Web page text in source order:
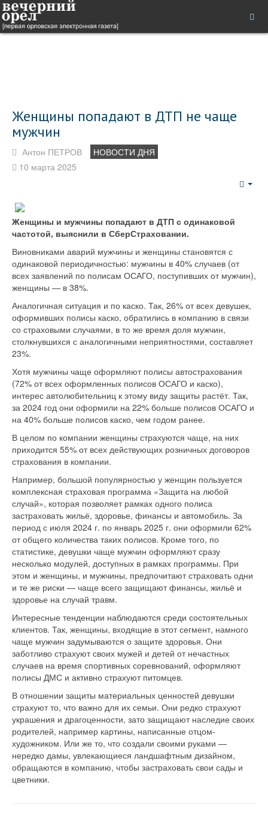
Женщины попадают в ДТП не чаще
мужчин
Антон ПЕТРОВ
НОВОСТИ ДНЯ
10 марта 2025
Женщины и мужчины попадают в ДТП с одинаковой
частотой, выяснили в СберСтраховании.
Виновниками аварий мужчины и женщины становятся с
одинаковой периодичностью: мужчины в 40% случаев (от
всех заявлений по полисам ОСАГО, поступивших от мужчин),
женщины — в 38%.
Аналогичная ситуация и по каско. Так, 26% от всех девушек,
оформивших полисы каско, обратились в компанию в связи
со страховыми случаями, в то же время доля мужчин,
столкнувшихся с аналогичными неприятностями, составляет
23%.
Хотя мужчины чаще оформляют полисы автострахования
(72% от всех оформленных полисов ОСАГО и каско),
интерес автолюбительниц к этому виду защиты растёт. Так,
за 2024 год они оформили на 22% больше полисов ОСАГО и
на 40% больше полисов каско, чем годом ранее.
В целом по компании женщины страхуются чаще, на них
приходится 55% от всех действующих розничных договоров
страхования в компании.
Например, большой популярностью у женщин пользуется
комплексная страховая программа «Защита на любой
случай», которая позволяет рамках одного полиса
застраховать жильё, здоровье, финансы и автомобиль. За
период с июля 2024 г. по январь 2025 г. они оформили 62%
от общего количества таких полисов. Кроме того, по
статистике, девушки чаще мужчин оформляют сразу
несколько модулей, доступных в рамках программы. При
этом и женщины, и мужчины, предпочитают страховать одни
и те же риски — чаще всего защищают финансы, жильё и
здоровье на случай травм.
Интересные тенденции наблюдаются среди состоятельных
клиентов. Так, женщины, входящие в этот сегмент, намного
чаще мужчин задумываются о защите здоровья. Они
заботливо страхуют своих мужей и детей от нечастных
случаев на время спортивных соревнований, оформляют
полисы ДМС и активно страхуют питомцев.
В отношении защиты материальных ценностей девушки
страхуют то, что важно для их семьи. Они редко страхуют
украшения и драгоценности, зато защищают наследие своих
родителей, например картины, написанные отцом-
художником. Или же то, что создали своими руками —
нередко дамы, увлекающиеся ландшафтным дизайном,
обращаются в компанию, чтобы застраховать свои сады и
цветники.